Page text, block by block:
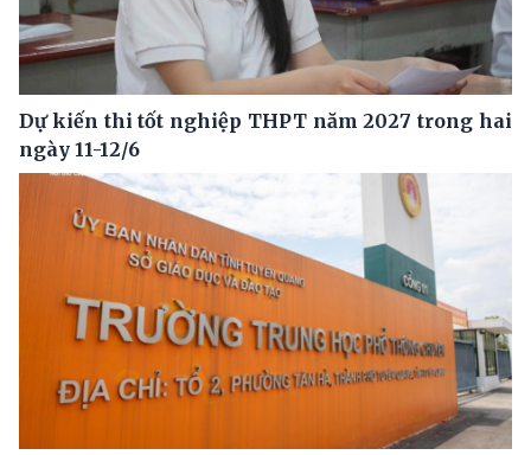
Dự kiến thi tốt nghiệp THPT năm 2027 trong hai
ngày 11-12/6